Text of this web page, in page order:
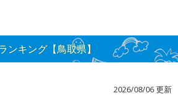
ンキング【鳥取県】
2026/08/06 更新